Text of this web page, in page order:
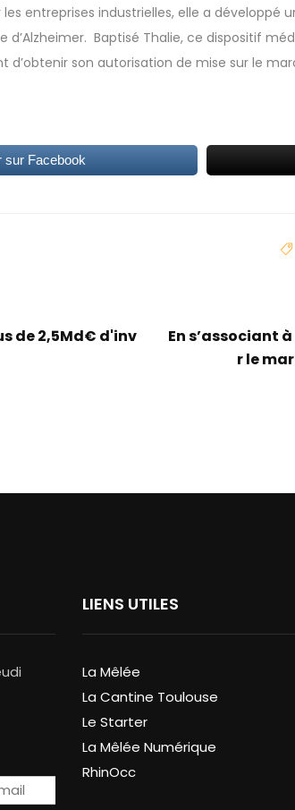
entreprises industrielles, elle a développé
Baptisé Thalie, ce dispositif
d’obtenir son autorisation de mise sur le
sur Facebook
de 2,5Md€ d'inv
En s’associant
r le
LIENS UTILES
La Mêlée
La Cantine Toulouse
Le Starter
La Mêlée Numérique
RhinOcc